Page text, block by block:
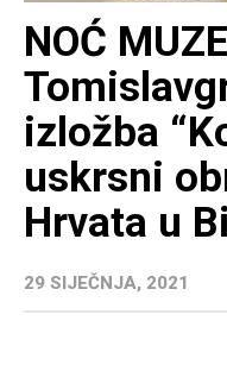
NOĆ
izložba
uskrsni
Hrvata u
29 SIJEČNJA, 2021